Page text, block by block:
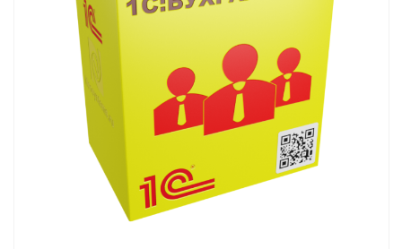
Смотреть проект